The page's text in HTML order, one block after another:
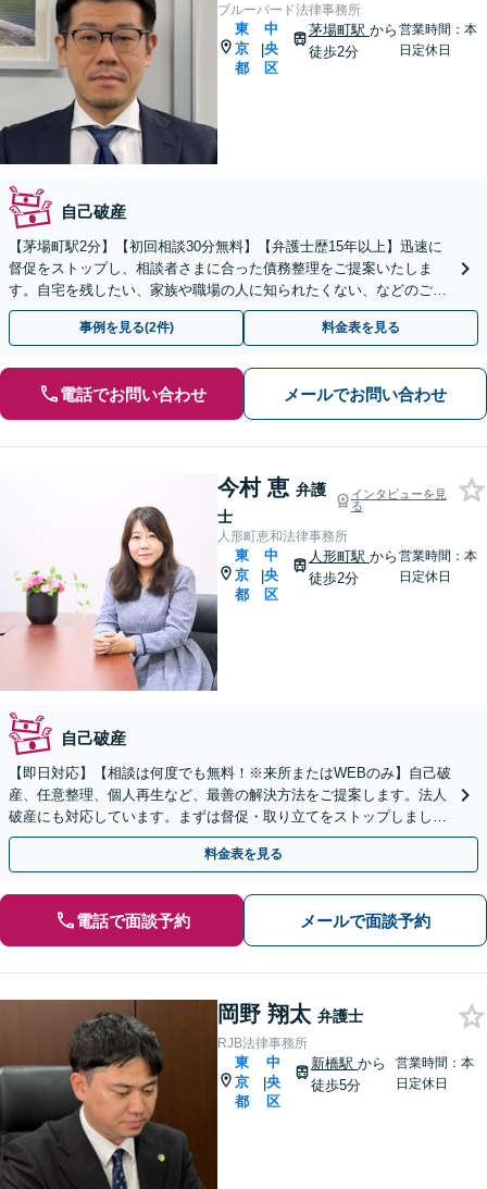
ブルーバード法律事務所
東
京
都
|
中
央
区
茅場町駅 から
徒歩2分
営業時間：本
日定休日
自己破産
【茅場町駅2分】【初回相談30分無料】【弁護士歴15年以上】迅速に
督促をストップし、相談者さまに合った債務整理をご提案いたしま
す。自宅を残したい、家族や職場の人に知られたくない、などのご希
望があればぜひご相談ください。
事例を見る(2件) 料金表を見る
電話でお問い合わせ メールでお問い合わせ
今村 恵 弁護
士
インタビューを見
る
人形町恵和法律事務所
東
京
都
|
中
央
区
人形町駅 から
徒歩2分
営業時間：本
日定休日
自己破産
【即日対応】【相談は何度でも無料！※来所またはWEBのみ】自己破
産、任意整理、個人再生など、最善の解決方法をご提案します。法人
破産にも対応しています。まずは督促・取り立てをストップしましょ
う。お気軽にご相談ください。【休日・夜間面談可】
料金表を見る
電話で面談予約 メールで面談予約
岡野 翔太 弁護士
RJB法律事務所
東
京
都
|
中
央
区
新橋駅から
徒歩5分
営業時間：本
日定休日